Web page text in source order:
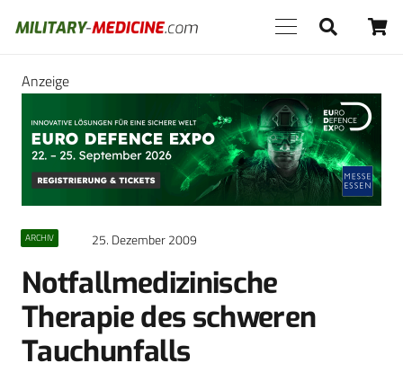
Anzeige
ARCHIV 25. Dezember 2009
Notfallmedizinische
Therapie des schweren
Tauchunfalls